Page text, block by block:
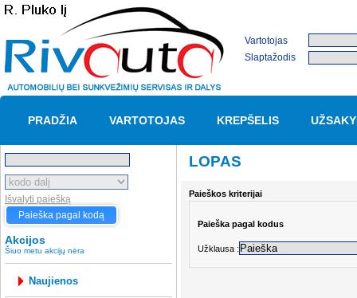
Vartotojas
Slaptažodis
PRADŽIA VARTOTOJAS KREPŠELIS
Išvalyti paiešką
Paieška pagal kodą
Akcijos
Šiuo metu akcijų nėra
Naujienos
LOPAS
Paieškos kriterijai
Paieška pagal kodus
Užklausa :